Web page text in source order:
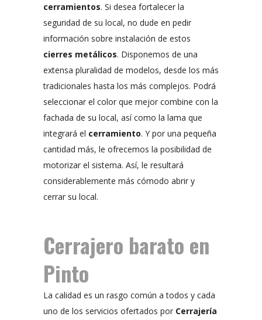
cerramientos. Si desea fortalecer la
seguridad de su local, no dude en pedir
información sobre instalación de estos
cierres metálicos. Disponemos de una
extensa pluralidad de modelos, desde los más
tradicionales hasta los más complejos. Podrá
seleccionar el color que mejor combine con la
fachada de su local, así como la lama que
integrará el cerramiento. Y por una pequeña
cantidad más, le ofrecemos la posibilidad de
motorizar el sistema. Así, le resultará
considerablemente más cómodo abrir y
cerrar su local.
Cerrajero barato en
Pinto
La calidad es un rasgo común a todos y cada
uno de los servicios ofertados por Cerrajería